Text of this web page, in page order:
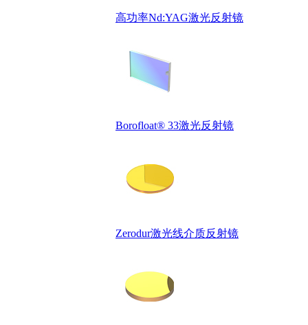
高功率Nd:YAG激光反射镜
Borofloat® 33激光反射镜
Zerodur激光线介质反射镜